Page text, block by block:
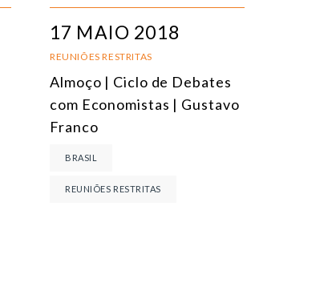
17 MAIO 2018
REUNIÕES RESTRITAS
Almoço | Ciclo de Debates
com Economistas | Gustavo
Franco
BRASIL
REUNIÕES RESTRITAS